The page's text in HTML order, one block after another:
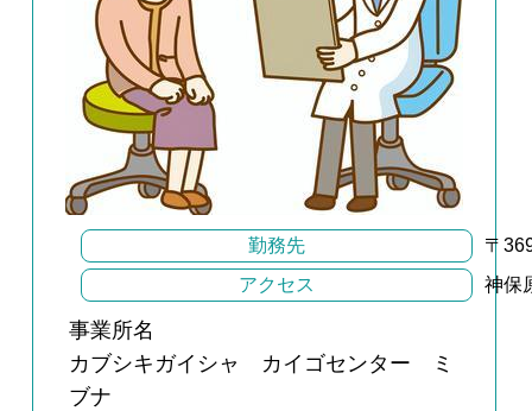
勤務先
〒
アクセス
神保
事業所名
カブシキガイシャ カイゴセンター ミ
ブナ